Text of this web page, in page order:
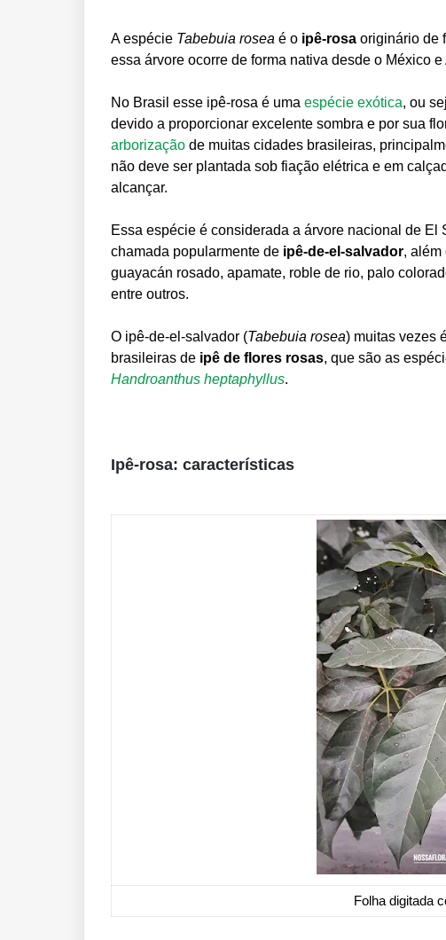
A espécie Tabebuia rosea é o ipê-rosa originário de
essa árvore ocorre de forma nativa desde o México
No Brasil esse ipê-rosa é uma espécie exótica, ou
devido a proporcionar excelente sombra e por sua
arborização de muitas cidades brasileiras,
não deve ser plantada sob fiação elétrica e em
alcançar.
Essa espécie é considerada a árvore nacional de
chamada popularmente de ipê-de-el-salvador, além
guayacán rosado, apamate, roble de rio, palo
entre outros.
O ipê-de-el-salvador (Tabebuia rosea) muitas vezes
brasileiras de ipê de flores rosas, que são as
Handroanthus heptaphyllus.
Ipê-rosa: características
Folha digitada